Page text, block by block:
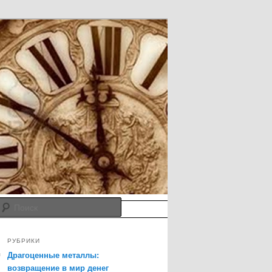
Поиск
РУБРИКИ
Драгоценные металлы:
возвращение в мир денег